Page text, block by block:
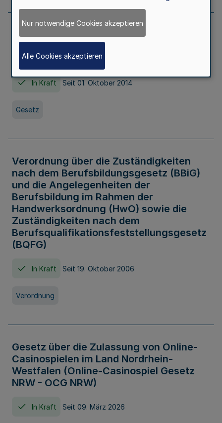
Gesetz über die Hochschulen des Landes
Nordrhein-Westfalen (Hochschulgesetz -
HG)
In Kraft Seit 01. Oktober 2014
Gesetz
Verordnung über die Zuständigkeiten
nach dem Berufsbildungsgesetz (BBiG)
und die Angelegenheiten der
Berufsbildung im Rahmen der
Handwerksordnung (HwO) sowie die
Zuständigkeiten nach dem
Berufsqualifikationsfeststellungsgesetz
(BQFG)
In Kraft Seit 19. Oktober 2006
Verordnung
Gesetz über die Zulassung von Online-
Casinospielen im Land Nordrhein-
Westfalen (Online-Casinospiel Gesetz
NRW - OCG NRW)
In Kraft Seit 09. März 2026
Nur notwendige Cookies akzeptieren
Alle Cookies akzeptieren